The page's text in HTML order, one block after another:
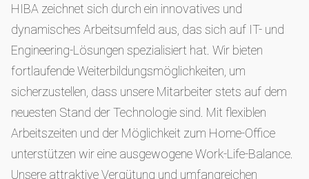
HIBA zeichnet sich durch ein innovatives und
dynamisches Arbeitsumfeld aus, das sich auf IT- und
Engineering-Lösungen spezialisiert hat. Wir bieten
fortlaufende Weiterbildungsmöglichkeiten, um
sicherzustellen, dass unsere Mitarbeiter stets auf dem
neuesten Stand der Technologie sind. Mit flexiblen
Arbeitszeiten und der Möglichkeit zum Home-Office
unterstützen wir eine ausgewogene Work-Life-Balance.
Unsere attraktive Vergütung und umfangreichen